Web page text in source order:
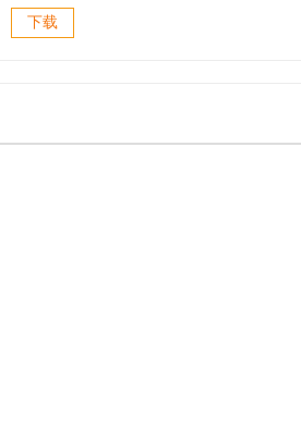
Pinger(网络拓扑
图制作) v5.0.1
下载